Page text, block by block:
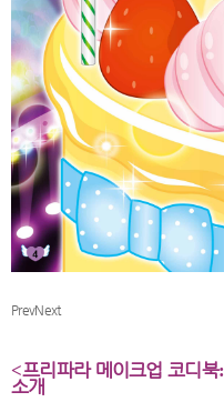
PrevNext
<프리파라 메이크업 코디북:
소개